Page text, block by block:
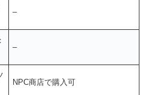
–
–
NPC商店で購入可